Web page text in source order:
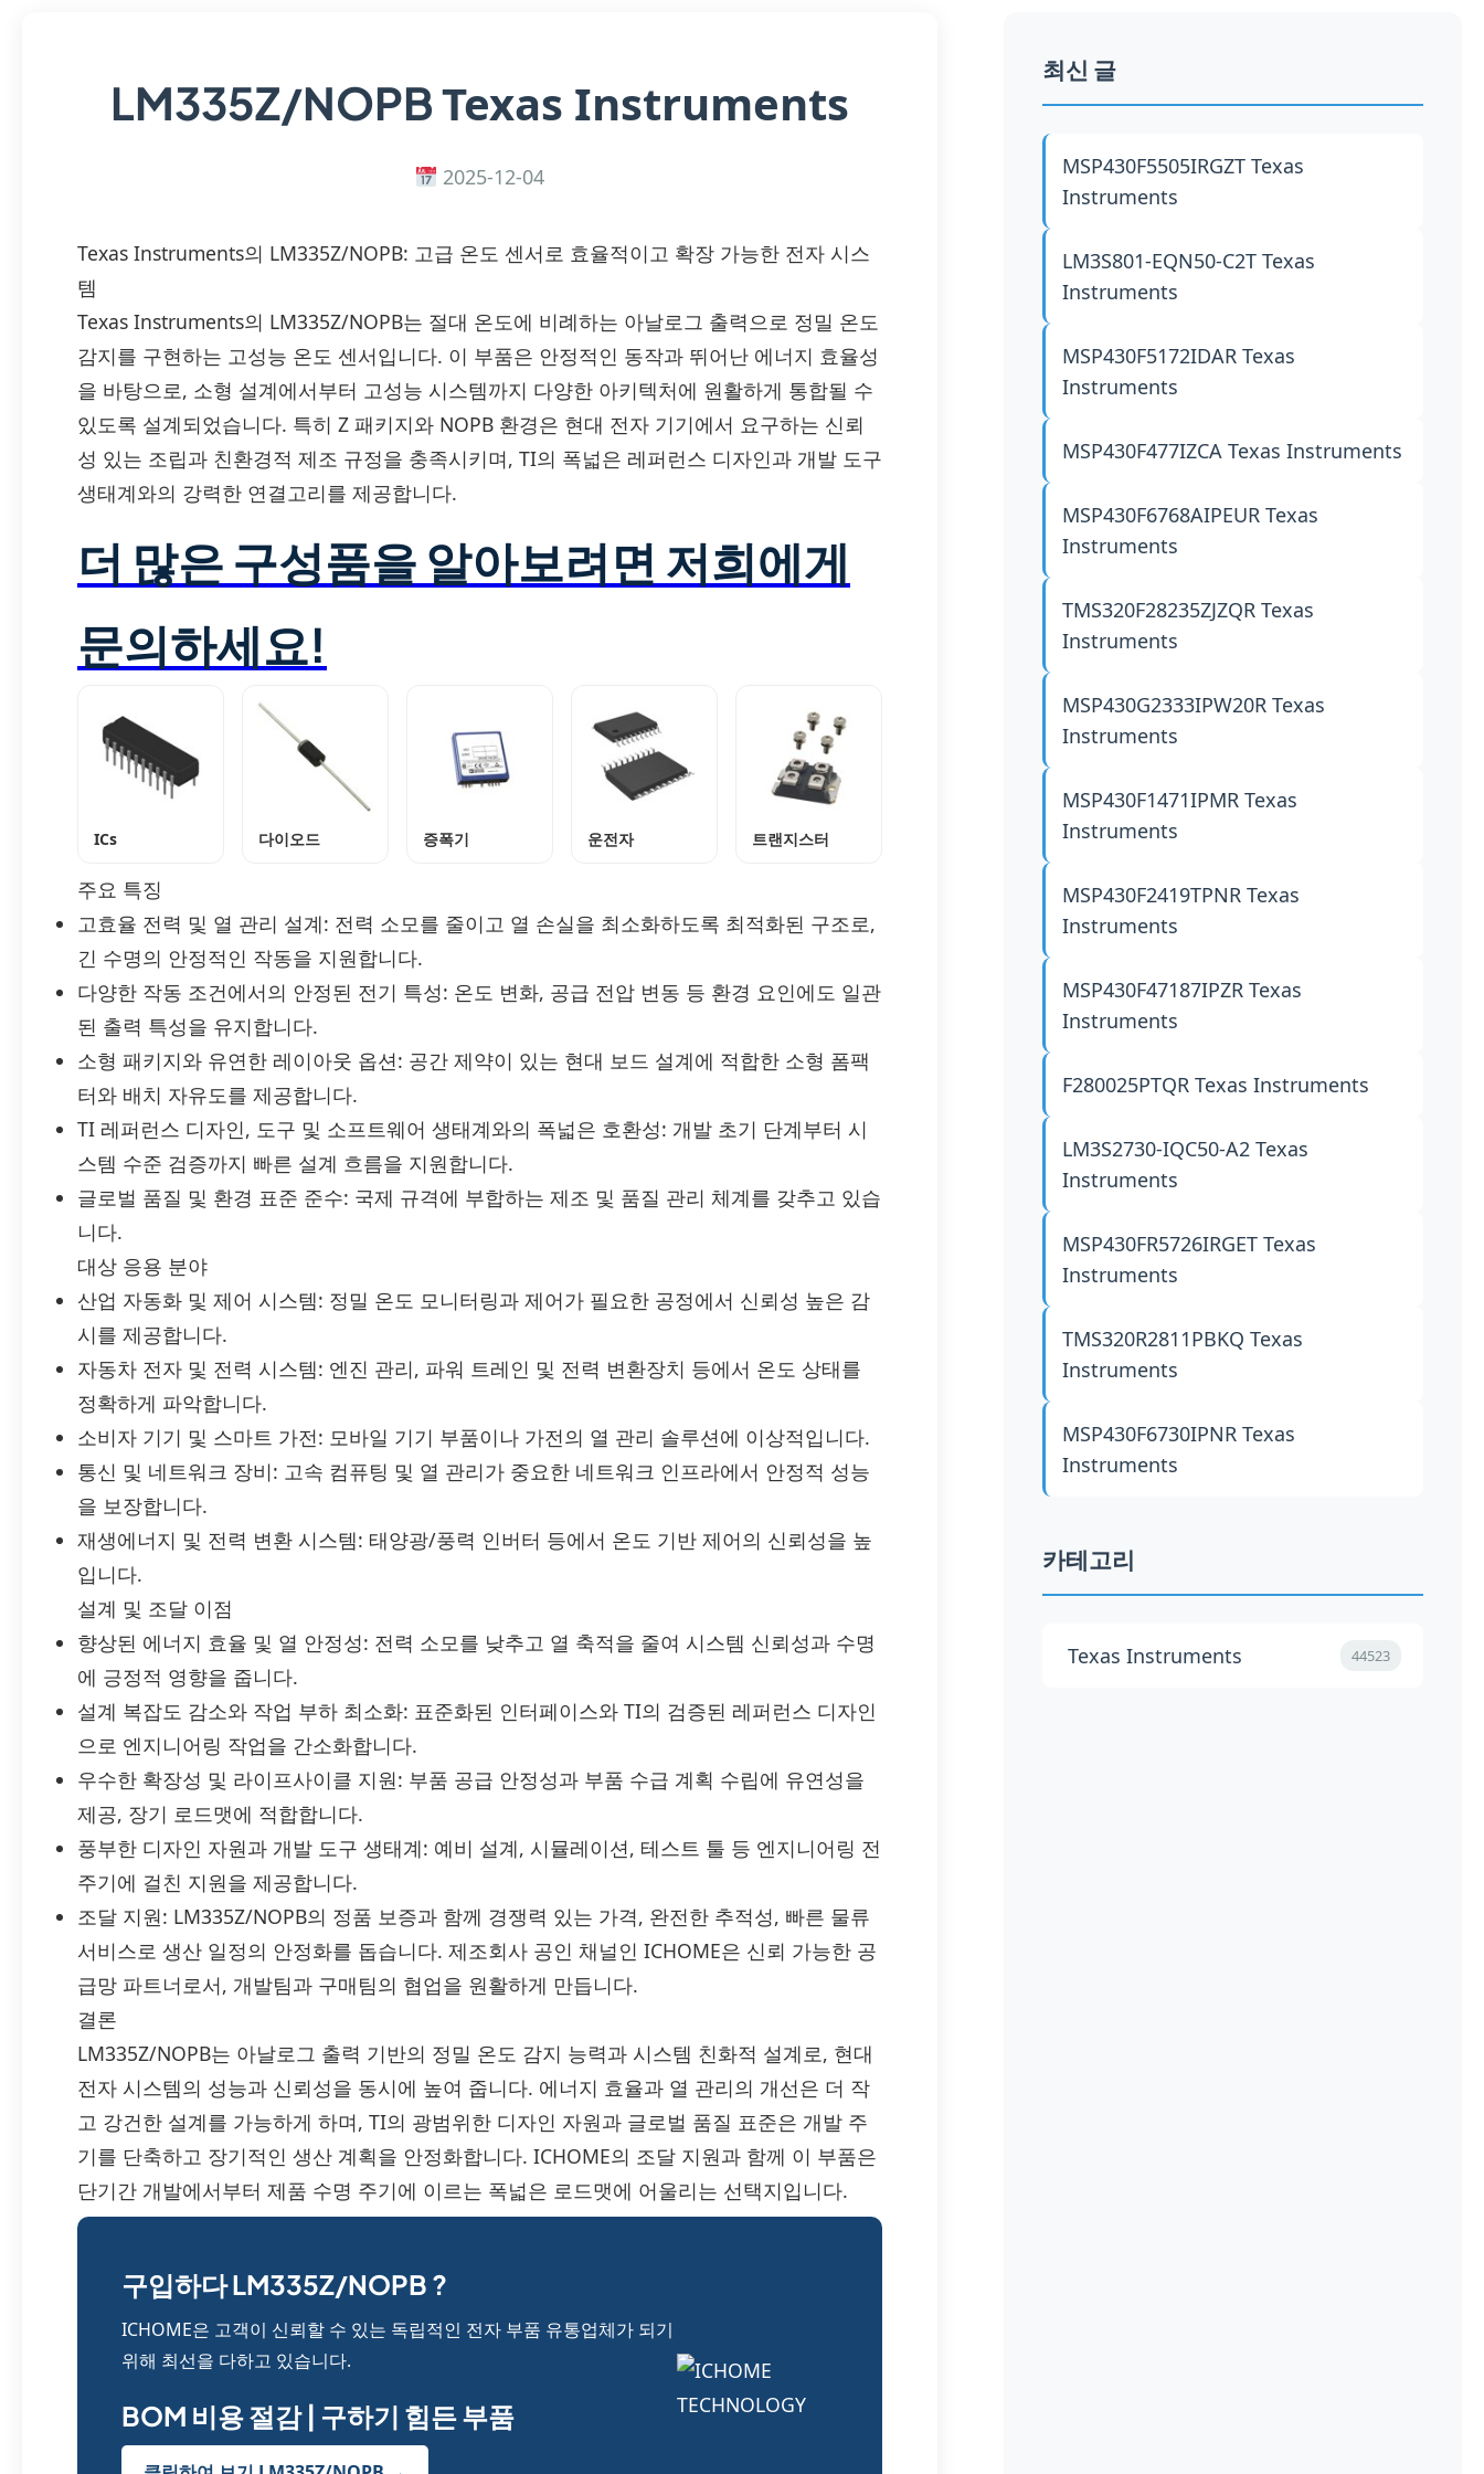
LM335Z/NOPBTexas Instruments
2025-12-04
Texas Instruments의 LM335Z/NOPB: 고급 온도 센서로 효율적이고 확장 가능한 전자 시스
템
Texas Instruments의 LM335Z/NOPB는 절대 온도에 비례하는 아날로그 출력으로 정밀 온도
감지를 구현하는 고성능 온도 센서입니다. 이 부품은 안정적인 동작과 뛰어난 에너지 효율성
을 바탕으로, 소형 설계에서부터 고성능 시스템까지 다양한 아키텍처에 원활하게 통합될 수
있도록 설계되었습니다. 특히 Z 패키지와 NOPB 환경은 현대 전자 기기에서 요구하는 신뢰
성 있는 조립과 친환경적 제조 규정을 충족시키며, TI의 폭넓은 레퍼런스 디자인과 개발 도구
생태계와의 강력한 연결고리를 제공합니다.
더 많은 구성품을 알아보려면 저희에게
문의하세요!
ICs 다이오드 증폭기 운전자 트랜지스터
주요 특징
고효율 전력 및 열 관리 설계: 전력 소모를 줄이고 열 손실을 최소화하도록 최적화된 구조로,
긴 수명의 안정적인 작동을 지원합니다.
다양한 작동 조건에서의 안정된 전기 특성: 온도 변화, 공급 전압 변동 등 환경 요인에도 일관
된 출력 특성을 유지합니다.
소형 패키지와 유연한 레이아웃 옵션: 공간 제약이 있는 현대 보드 설계에 적합한 소형 폼팩
터와 배치 자유도를 제공합니다.
TI 레퍼런스 디자인, 도구 및 소프트웨어 생태계와의 폭넓은 호환성: 개발 초기 단계부터 시
스템 수준 검증까지 빠른 설계 흐름을 지원합니다.
글로벌 품질 및 환경 표준 준수: 국제 규격에 부합하는 제조 및 품질 관리 체계를 갖추고 있습
니다.
대상 응용 분야
산업 자동화 및 제어 시스템: 정밀 온도 모니터링과 제어가 필요한 공정에서 신뢰성 높은 감
시를 제공합니다.
자동차 전자 및 전력 시스템: 엔진 관리, 파워 트레인 및 전력 변환장치 등에서 온도 상태를
정확하게 파악합니다.
소비자 기기 및 스마트 가전: 모바일 기기 부품이나 가전의 열 관리 솔루션에 이상적입니다.
통신 및 네트워크 장비: 고속 컴퓨팅 및 열 관리가 중요한 네트워크 인프라에서 안정적 성능
을 보장합니다.
재생에너지 및 전력 변환 시스템: 태양광/풍력 인버터 등에서 온도 기반 제어의 신뢰성을 높
입니다.
설계 및 조달 이점
향상된 에너지 효율 및 열 안정성: 전력 소모를 낮추고 열 축적을 줄여 시스템 신뢰성과 수명
에 긍정적 영향을 줍니다.
설계 복잡도 감소와 작업 부하 최소화: 표준화된 인터페이스와 TI의 검증된 레퍼런스 디자인
으로 엔지니어링 작업을 간소화합니다.
우수한 확장성 및 라이프사이클 지원: 부품 공급 안정성과 부품 수급 계획 수립에 유연성을
제공, 장기 로드맷에 적합합니다.
풍부한 디자인 자원과 개발 도구 생태계: 예비 설계, 시뮬레이션, 테스트 툴 등 엔지니어링 전
주기에 걸친 지원을 제공합니다.
조달 지원: LM335Z/NOPB의 정품 보증과 함께 경쟁력 있는 가격, 완전한 추적성, 빠른 물류
서비스로 생산 일정의 안정화를 돕습니다. 제조회사 공인 채널인 ICHOME은 신뢰 가능한 공
급망 파트너로서, 개발팀과 구매팀의 협업을 원활하게 만듭니다.
결론
LM335Z/NOPB는 아날로그 출력 기반의 정밀 온도 감지 능력과 시스템 친화적 설계로, 현대
전자 시스템의 성능과 신뢰성을 동시에 높여 줍니다. 에너지 효율과 열 관리의 개선은 더 작
고 강건한 설계를 가능하게 하며, TI의 광범위한 디자인 자원과 글로벌 품질 표준은 개발 주
기를 단축하고 장기적인 생산 계획을 안정화합니다. ICHOME의 조달 지원과 함께 이 부품은
단기간 개발에서부터 제품 수명 주기에 이르는 폭넓은 로드맷에 어울리는 선택지입니다.
구입하다 LM335Z/NOPB ?
ICHOME은 고객이 신뢰할 수 있는 독립적인 전자 부품 유통업체가 되기
위해 최선을 다하고 있습니다.
BOM 비용 절감 | 구하기 힘든 부품
최신 글
MSP430F5505IRGZTTexas
Instruments
LM3S801-EQN50-C2TTexas
Instruments
MSP430F5172IDARTexas
Instruments
MSP430F477IZCATexas Instruments
MSP430F6768AIPEURTexas
Instruments
TMS320F28235ZJZQRTexas
Instruments
MSP430G2333IPW20RTexas
Instruments
MSP430F1471IPMRTexas
Instruments
MSP430F2419TPNRTexas
Instruments
MSP430F47187IPZRTexas
Instruments
F280025PTQRTexas Instruments
LM3S2730-IQC50-A2Texas
Instruments
MSP430FR5726IRGETTexas
Instruments
TMS320R2811PBKQTexas
Instruments
MSP430F6730IPNRTexas
Instruments
카테고리
Texas Instruments 44523